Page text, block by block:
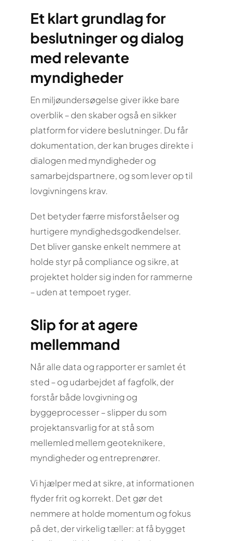
Et klart grundlag for
beslutninger og dialog
med relevante
myndigheder
En miljøundersøgelse giver ikke bare
overblik – den skaber også en sikker
platform for videre beslutninger. Du får
dokumentation, der kan bruges direkte i
dialogen med myndigheder og
samarbejdspartnere, og som lever op til
lovgivningens krav.
Det betyder færre misforståelser og
hurtigere myndighedsgodkendelser.
Det bliver ganske enkelt nemmere at
holde styr på compliance og sikre, at
projektet holder sig inden for rammerne
– uden at tempoet ryger.
Slip for at agere
mellemmand
Når alle data og rapporter er samlet ét
sted – og udarbejdet af fagfolk, der
forstår både lovgivning og
byggeprocesser – slipper du som
projektansvarlig for at stå som
mellemled mellem geoteknikere,
myndigheder og entreprenører.
Vi hjælper med at sikre, at informationen
flyder frit og korrekt. Det gør det
nemmere at holde momentum og fokus
på det, der virkelig tæller: at få bygget